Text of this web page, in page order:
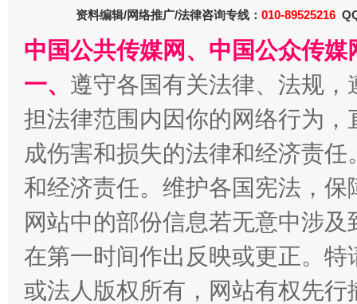
受贿1.44亿！段成刚被判无期 从幼
全民健身五年计划来了！等你上场
资料编辑/网络推广/法律咨询专线： 010-89525216
中国公共传媒网、中国公众传
一、 遵守各国有关法律、法规
担法律范围内因你的网络行为
成伤害和损失的法律和经济责
和经济责任。维护各国宪法，
网站中的部份信息若无意中涉
在第一时间作出反映或更正。
或法人版权所有，网站有权先